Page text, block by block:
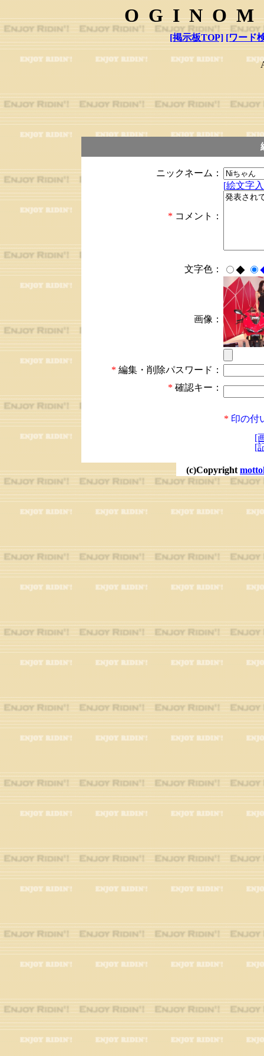
[掲示板TOP] [ワード
ニックネーム：
* コメント：
[絵文字
文字色： ◆
画像：
* 編集・削除パスワード：
* 確認キー：
* 印の付
[
[
(c)Copyright